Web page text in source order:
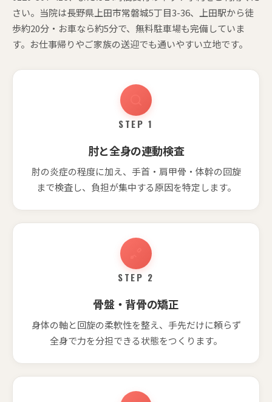
さい。当院は長野県上田市常磐城5丁目3-36、上田駅から徒
歩約20分・お車なら約5分で、無料駐車場も完備していま
す。お仕事帰りやご家族の送迎でも通いやすい立地です。
STEP 1
肘と全身の連動検査
肘の炎症の程度に加え、手首・肩甲骨・体幹の回旋
まで検査し、負担が集中する原因を特定します。
STEP 2
骨盤・背骨の矯正
身体の軸と回旋の柔軟性を整え、手先だけに頼らず
全身で力を分担できる状態をつくります。